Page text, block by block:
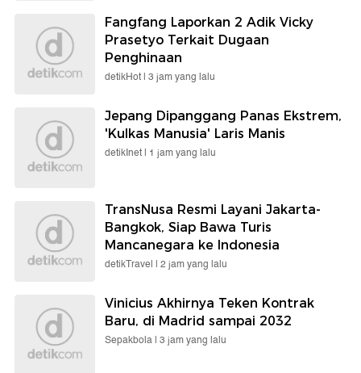
Fangfang Laporkan 2 Adik Vicky
Prasetyo Terkait Dugaan
Penghinaan
detikHot | 3 jam yang lalu
Jepang Dipanggang Panas Ekstrem,
'Kulkas Manusia' Laris Manis
detikInet | 1 jam yang lalu
TransNusa Resmi Layani Jakarta-
Bangkok, Siap Bawa Turis
Mancanegara ke Indonesia
detikTravel | 2 jam yang lalu
Vinicius Akhirnya Teken Kontrak
Baru, di Madrid sampai 2032
Sepakbola | 3 jam yang lalu